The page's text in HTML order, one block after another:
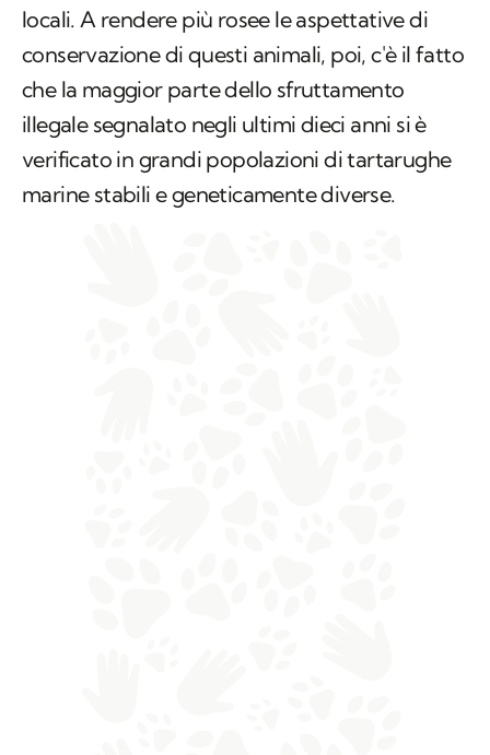
locali. A rendere più rosee le aspettative di
conservazione di questi animali, poi, c'è il fatto
che la maggior parte dello sfruttamento
illegale segnalato negli ultimi dieci anni si è
verificato in grandi popolazioni di tartarughe
marine stabili e geneticamente diverse.